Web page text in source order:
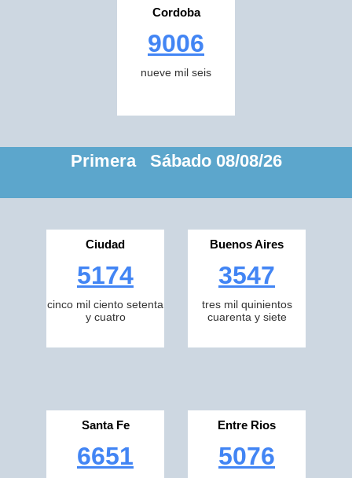
Cordoba
9006
nueve mil seis
Primera Sábado 08/08/26
Ciudad
5174
cinco mil ciento setenta
y cuatro
Buenos Aires
3547
tres mil quinientos
cuarenta y siete
Santa Fe
6651
Entre Rios
5076